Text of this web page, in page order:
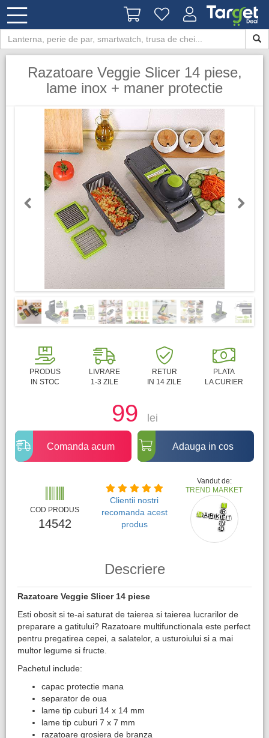
Razatoare Veggie Slicer 14 piese,
lame inox + maner protectie
Previous
PRODUS
IN STOC
LIVRARE
1-3 ZILE
RETUR
IN 14 ZILE
PLATA
LA CURIER
99 lei
Comanda acum Adauga in cos
COD PRODUS
14542
Clientii nostri
recomanda acest
produs
Vandut de:
TREND MARKET
Descriere
Razatoare Veggie Slicer 14 piese
Esti obosit si te-ai saturat de taierea si taierea lucrarilor de
preparare a gatitului? Razatoare multifunctionala este perfect
pentru pregatirea cepei, a salatelor, a usturoiului si a mai
multor legume si fructe.
Pachetul include:
capac protectie mana
separator de oua
lame tip cuburi 14 x 14 mm
lame tip cuburi 7 x 7 mm
razatoare grosiera de branza